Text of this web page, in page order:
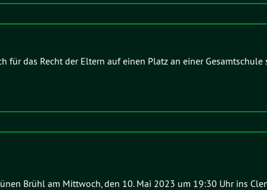
für das Recht der Eltern auf einen Platz an einer Gesamtschule
Brühl am Mittwoch, den 10. Mai 2023 um 19:30 Uhr ins